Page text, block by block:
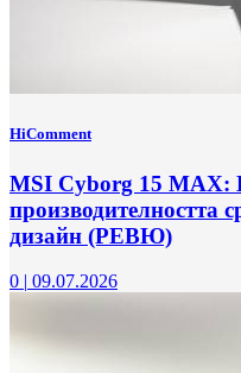
HiComment
MSI Cyborg 15 MAX:
производителността
дизайн (РЕВЮ)
0 | 09.07.2026